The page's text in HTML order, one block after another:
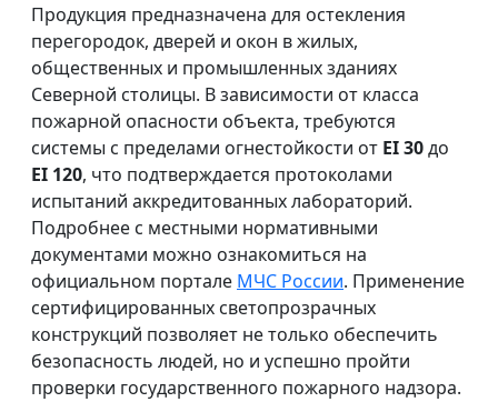
Продукция предназначена для остекления
перегородок, дверей и окон в жилых,
общественных и промышленных зданиях
Северной столицы. В зависимости от класса
пожарной опасности объекта, требуются
системы с пределами огнестойкости от EI 30до
EI 120, что подтверждается протоколами
испытаний аккредитованных лабораторий.
Подробнее с местными нормативными
документами можно ознакомиться на
официальном портале МЧС России. Применение
сертифицированных светопрозрачных
конструкций позволяет не только обеспечить
безопасность людей, но и успешно пройти
проверки государственного пожарного надзора.